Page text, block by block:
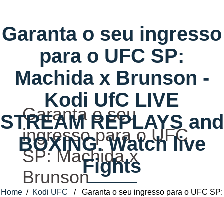
Garanta o seu ingresso
para o UFC SP:
Machida x Brunson -
Kodi UfC LIVE
STREAM REPLAYS and
BOXING. Watch live
Fights
Home / Kodi UFC / Garanta o seu ingresso para o UFC SP:
Garanta o seu
ingresso para o UFC
SP: Machida x
Brunson